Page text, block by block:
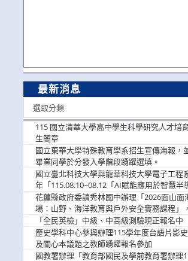
最新消息
選取分類
115 國立清華大學高中學生科學研究人才培
生簡章
國立東華大學特殊教育學系招生宣傳海報，
畢業同學於分發入學階段踴躍選填。
國立臺北科技大學與龍華科技大學電子工程
年「115.08.10~08.12「AI賦能應用於智慧半
歡迎學生踴躍報名參加
花蓮縣政府委請秀林國中辦理「2026面山面
場：山野、海洋教育與戶外安全實務課程」
參加
「全民英檢」中級、中高級測驗現正報名中
歷史學科中心參與辦理115學年度台語片影
及關心本議題之教師踴躍報名參加
國教署辦理「教育部國民及學前教育署辦理